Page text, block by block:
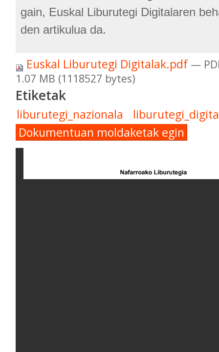
gain, Euskal Liburutegi Digitalaren
den artikulua da.
Euskal Liburutegi Digitalak.pdf —
1.07 MB (1118527 bytes)
Etiketak
liburutegi_nazionala
Dokumentuan moldaketak egin